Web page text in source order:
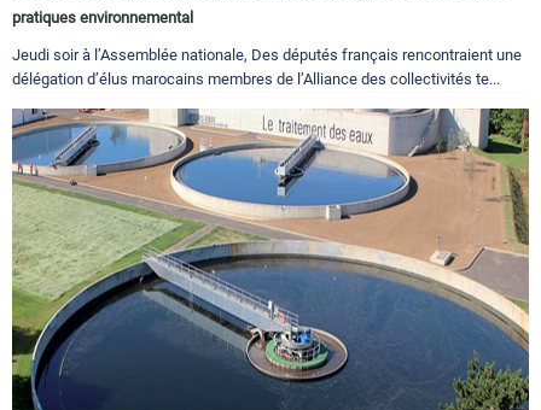
pratiques environnemental
Jeudi soir à l’Assemblée nationale, Des députés français rencontraient une
délégation d’élus marocains membres de l’Alliance des collectivités te...